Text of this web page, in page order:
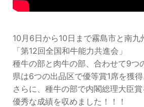
10月6日から10日まで霧島市と南九
「第12回全国和牛能力共進会」
種牛の部と肉牛の部、合わせて9つ
県は6つの出品区で優等賞1席を獲得
さらに、種牛の部で内閣総理大臣賞
優秀な成績を収めました！！！